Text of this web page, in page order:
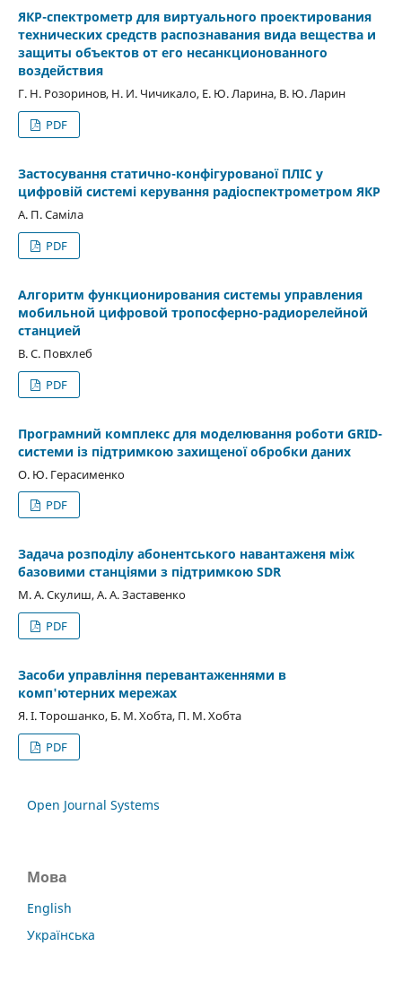
ЯКР-спектрометр для виртуального проектирования
технических средств распознавания вида вещества и
защиты объектов от его несанкционованного
воздействия
Г. Н. Розоринов, Н. И. Чичикало, Е. Ю. Ларина, В. Ю. Ларин
PDF
Застосування статично-конфігурованої ПЛІС у
цифровій системі керування радіоспектрометром ЯКР
А. П. Саміла
PDF
Алгоритм функционирования системы управления
мобильной цифровой тропосферно-радиорелейной
станцией
В. С. Повхлеб
PDF
Програмний комплекс для моделювання роботи GRID-
системи із підтримкою захищеної обробки даних
О. Ю. Герасименко
PDF
Задача розподілу абонентського навантаженя між
базовими станціями з підтримкою SDR
М. А. Скулиш, А. А. Заставенко
PDF
Засоби управління перевантаженнями в
комп'ютерних мережах
Я. І. Торошанко, Б. М. Хобта, П. М. Хобта
PDF
Open Journal Systems
Мова
English
Українська